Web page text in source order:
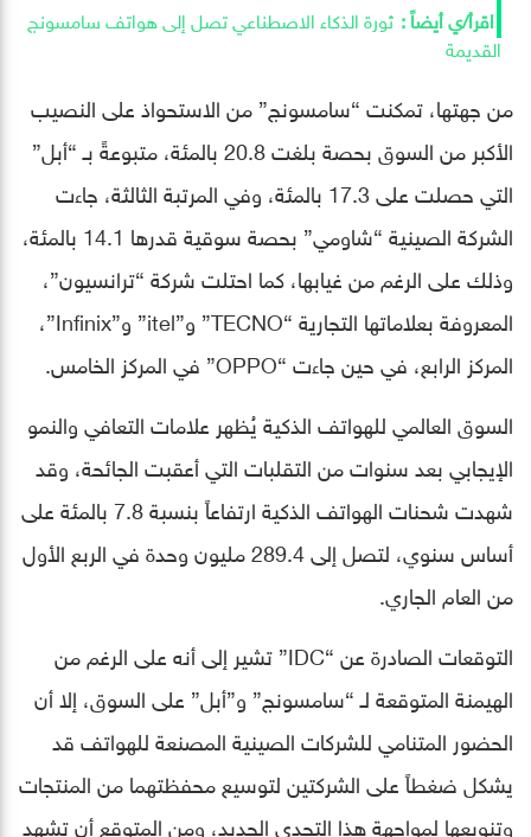
ثورة الذكاء الاصطناعي تصل إلى هواتف سامسونج
القديمة
من جهتها، تمكنت “سامسونج” من الاستحواذ على النصيب
الأكبر من السوق بحصة بلغت 20.8 بالمئة، متبوعةً بـ “أبل”
التي حصلت على 17.3 بالمئة، وفي المرتبة الثالثة، جاءت
الشركة الصينية “شاومي” بحصة سوقية قدرها 14.1 بالمئة،
وذلك على الرغم من غيابها، كما احتلت شركة “ترانسيون”،
المعروفة بعلاماتها التجارية “TECNO” و”itel” و”Infinix”،
المركز الرابع، في حين جاءت “OPPO” في المركز الخامس.
السوق العالمي للهواتف الذكية يُظهر علامات التعافي والنمو
الإيجابي بعد سنوات من التقلبات التي أعقبت الجائحة، وقد
شهدت شحنات الهواتف الذكية ارتفاعاً بنسبة 7.8 بالمئة على
أساس سنوي، لتصل إلى 289.4 مليون وحدة في الربع الأول
من العام الجاري.
التوقعات الصادرة عن “IDC” تشير إلى أنه على الرغم من
الهيمنة المتوقعة لـ “سامسونج” و”أبل” على السوق، إلا أن
الحضور المتنامي للشركات الصينية المصنعة للهواتف قد
يشكل ضغطاً على الشركتين لتوسيع محفظتهما من المنتجات
وتنويعها لمواجهة هذا التحدي الجديد، ومن المتوقع أن تشهد